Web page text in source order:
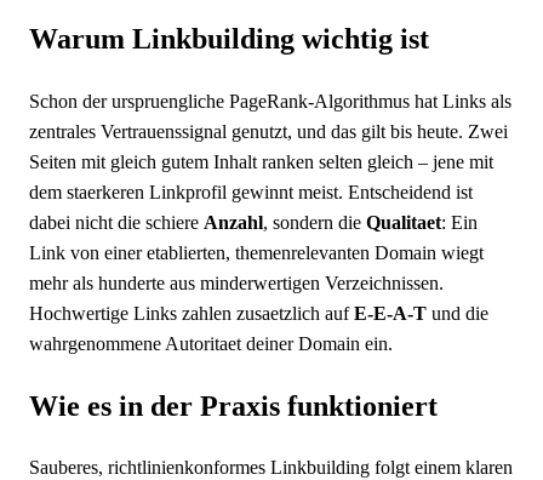
Warum Linkbuilding wichtig ist
Schon der urspruengliche PageRank-Algorithmus hat Links als
zentrales Vertrauenssignal genutzt, und das gilt bis heute. Zwei
Seiten mit gleich gutem Inhalt ranken selten gleich – jene mit
dem staerkeren Linkprofil gewinnt meist. Entscheidend ist
dabei nicht die schiere Anzahl, sondern die Qualitaet: Ein
Link von einer etablierten, themenrelevanten Domain wiegt
mehr als hunderte aus minderwertigen Verzeichnissen.
Hochwertige Links zahlen zusaetzlich aufE-E-A-T und die
wahrgenommene Autoritaet deiner Domain ein.
Wie es in der Praxis funktioniert
Sauberes, richtlinienkonformes Linkbuilding folgt einem klaren